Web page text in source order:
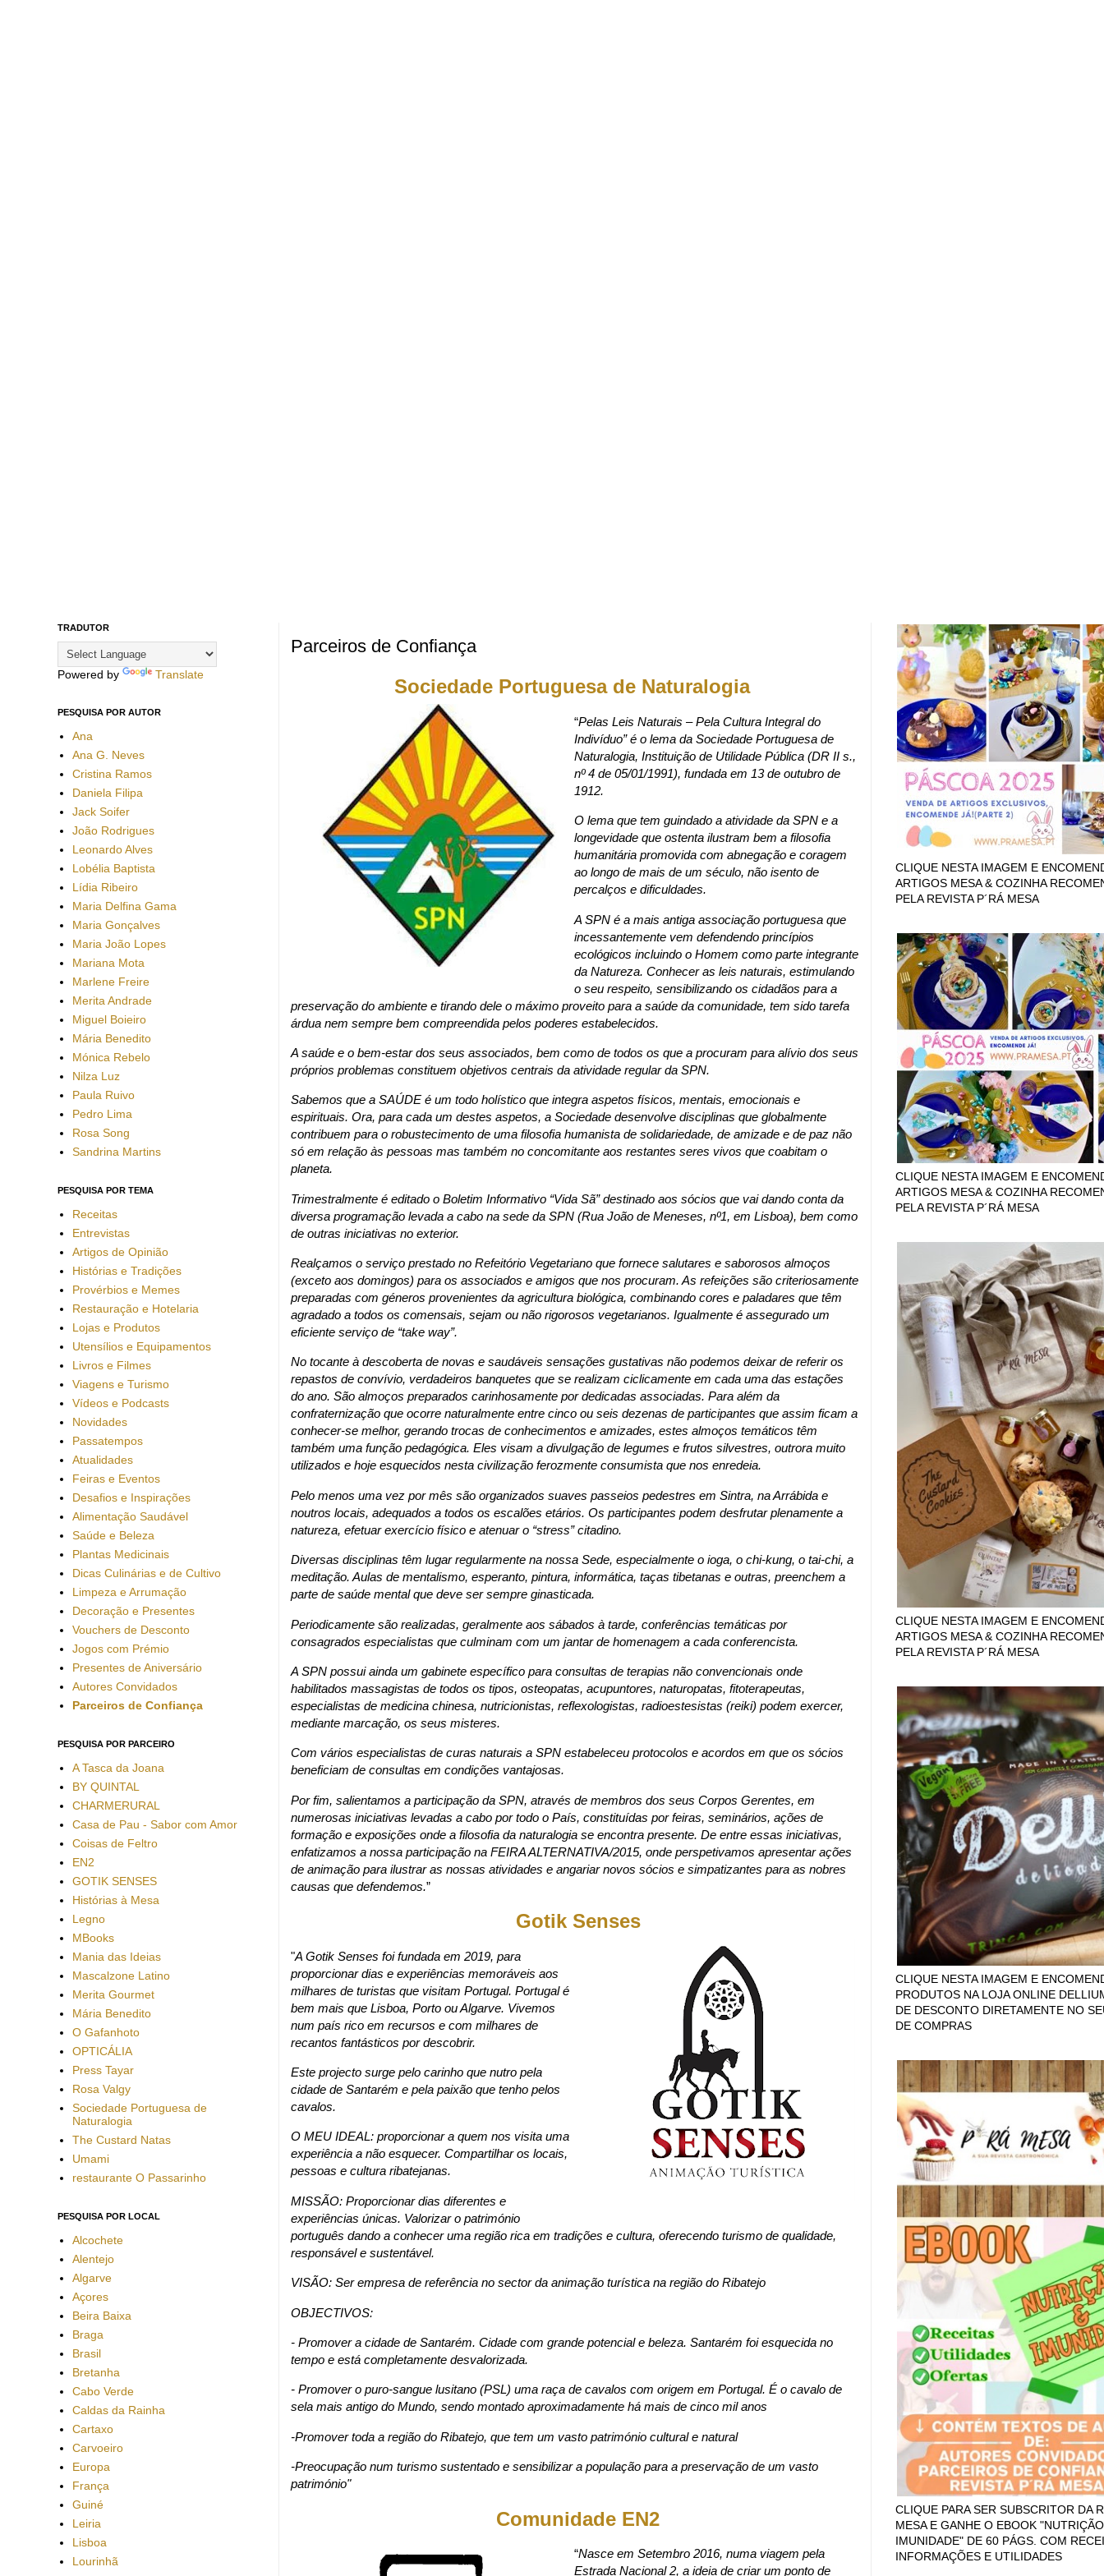
Parceiros de Confiança
Sociedade Portuguesa de Naturalogia
“Pelas Leis Naturais – Pela Cultura Integral do
Indivíduo” é o lema da Sociedade Portuguesa de
Naturalogia, Instituição de Utilidade Pública (DR II s.,
nº 4 de 05/01/1991), fundada em 13 de outubro de
1912.
O lema que tem guindado a atividade da SPN e a
longevidade que ostenta ilustram bem a filosofia
humanitária promovida com abnegação e coragem
ao longo de mais de um século, não isento de
percalços e dificuldades.
A SPN é a mais antiga associação portuguesa que
incessantemente vem defendendo princípios
ecológicos incluindo o Homem como parte integrante
da Natureza. Conhecer as leis naturais, estimulando
o seu respeito, sensibilizando os cidadãos para a
preservação do ambiente e tirando dele o máximo proveito para a saúde da comunidade, tem sido tarefa
árdua nem sempre bem compreendida pelos poderes estabelecidos.
A saúde e o bem-estar dos seus associados, bem como de todos os que a procuram para alívio dos seus
próprios problemas constituem objetivos centrais da atividade regular da SPN.
Sabemos que a SAÚDE é um todo holístico que integra aspetos físicos, mentais, emocionais e
espirituais. Ora, para cada um destes aspetos, a Sociedade desenvolve disciplinas que globalmente
contribuem para o robustecimento de uma filosofia humanista de solidariedade, de amizade e de paz não
só em relação às pessoas mas também no concomitante aos restantes seres vivos que coabitam o
planeta.
Trimestralmente é editado o Boletim Informativo “Vida Sã” destinado aos sócios que vai dando conta da
diversa programação levada a cabo na sede da SPN (Rua João de Meneses, nº1, em Lisboa), bem como
de outras iniciativas no exterior.
Realçamos o serviço prestado no Refeitório Vegetariano que fornece salutares e saborosos almoços
(exceto aos domingos) para os associados e amigos que nos procuram. As refeições são criteriosamente
preparadas com géneros provenientes da agricultura biológica, combinando cores e paladares que têm
agradado a todos os comensais, sejam ou não rigorosos vegetarianos. Igualmente é assegurado um
eficiente serviço de “take way”.
No tocante à descoberta de novas e saudáveis sensações gustativas não podemos deixar de referir os
repastos de convívio, verdadeiros banquetes que se realizam ciclicamente em cada uma das estações
do ano. São almoços preparados carinhosamente por dedicadas associadas. Para além da
confraternização que ocorre naturalmente entre cinco ou seis dezenas de participantes que assim ficam a
conhecer-se melhor, gerando trocas de conhecimentos e amizades, estes almoços temáticos têm
também uma função pedagógica. Eles visam a divulgação de legumes e frutos silvestres, outrora muito
utilizados e hoje esquecidos nesta civilização ferozmente consumista que nos enredeia.
Pelo menos uma vez por mês são organizados suaves passeios pedestres em Sintra, na Arrábida e
noutros locais, adequados a todos os escalões etários. Os participantes podem desfrutar plenamente a
natureza, efetuar exercício físico e atenuar o “stress” citadino.
Diversas disciplinas têm lugar regularmente na nossa Sede, especialmente o ioga, o chi-kung, o tai-chi, a
meditação. Aulas de mentalismo, esperanto, pintura, informática, taças tibetanas e outras, preenchem a
parte de saúde mental que deve ser sempre ginasticada.
Periodicamente são realizadas, geralmente aos sábados à tarde, conferências temáticas por
consagrados especialistas que culminam com um jantar de homenagem a cada conferencista.
A SPN possui ainda um gabinete específico para consultas de terapias não convencionais onde
habilitados massagistas de todos os tipos, osteopatas, acupuntores, naturopatas, fitoterapeutas,
especialistas de medicina chinesa, nutricionistas, reflexologistas, radioestesistas (reiki) podem exercer,
mediante marcação, os seus misteres.
Com vários especialistas de curas naturais a SPN estabeleceu protocolos e acordos em que os sócios
beneficiam de consultas em condições vantajosas.
Por fim, salientamos a participação da SPN, através de membros dos seus Corpos Gerentes, em
numerosas iniciativas levadas a cabo por todo o País, constituídas por feiras, seminários, ações de
formação e exposições onde a filosofia da naturalogia se encontra presente. De entre essas iniciativas,
enfatizamos a nossa participação na FEIRA ALTERNATIVA/2015, onde perspetivamos apresentar ações
de animação para ilustrar as nossas atividades e angariar novos sócios e simpatizantes para as nobres
causas que defendemos.”
Gotik Senses
"A Gotik Senses foi fundada em 2019, para
proporcionar dias e experiências memoráveis aos
milhares de turistas que visitam Portugal. Portugal é
bem mais que Lisboa, Porto ou Algarve. Vivemos
num país rico em recursos e com milhares de
recantos fantásticos por descobrir.
Este projecto surge pelo carinho que nutro pela
cidade de Santarém e pela paixão que tenho pelos
cavalos.
O MEU IDEAL: proporcionar a quem nos visita uma
experiência a não esquecer. Compartilhar os locais,
pessoas e cultura ribatejanas.
MISSÃO: Proporcionar dias diferentes e
experiências únicas. Valorizar o património
português dando a conhecer uma região rica em tradições e cultura, oferecendo turismo de qualidade,
responsável e sustentável.
VISÃO: Ser empresa de referência no sector da animação turística na região do Ribatejo
OBJECTIVOS:
- Promover a cidade de Santarém. Cidade com grande potencial e beleza. Santarém foi esquecida no
tempo e está completamente desvalorizada.
- Promover o puro-sangue lusitano (PSL) uma raça de cavalos com origem em Portugal. É o cavalo de
sela mais antigo do Mundo, sendo montado aproximadamente há mais de cinco mil anos
-Promover toda a região do Ribatejo, que tem um vasto património cultural e natural
-Preocupação num turismo sustentado e sensibilizar a população para a preservação de um vasto
património"
Comunidade EN2
“Nasce em Setembro 2016, numa viagem pela
Estrada Nacional 2, a ideia de criar um ponto de
TRADUTOR
Powered by Translate
PESQUISA POR AUTOR
Ana
Ana G. Neves
Cristina Ramos
Daniela Filipa
Jack Soifer
João Rodrigues
Leonardo Alves
Lobélia Baptista
Lídia Ribeiro
Maria Delfina Gama
Maria Gonçalves
Maria João Lopes
Mariana Mota
Marlene Freire
Merita Andrade
Miguel Boieiro
Mária Benedito
Mónica Rebelo
Nilza Luz
Paula Ruivo
Pedro Lima
Rosa Song
Sandrina Martins
PESQUISA POR TEMA
Receitas
Entrevistas
Artigos de Opinião
Histórias e Tradições
Provérbios e Memes
Restauração e Hotelaria
Lojas e Produtos
Utensílios e Equipamentos
Livros e Filmes
Viagens e Turismo
Vídeos e Podcasts
Novidades
Passatempos
Atualidades
Feiras e Eventos
Desafios e Inspirações
Alimentação Saudável
Saúde e Beleza
Plantas Medicinais
Dicas Culinárias e de Cultivo
Limpeza e Arrumação
Decoração e Presentes
Vouchers de Desconto
Jogos com Prémio
Presentes de Aniversário
Autores Convidados
Parceiros de Confiança
PESQUISA POR PARCEIRO
A Tasca da Joana
BY QUINTAL
CHARMERURAL
Casa de Pau - Sabor com Amor
Coisas de Feltro
EN2
GOTIK SENSES
Histórias à Mesa
Legno
MBooks
Mania das Ideias
Mascalzone Latino
Merita Gourmet
Mária Benedito
O Gafanhoto
OPTICÁLIA
Press Tayar
Rosa Valgy
Sociedade Portuguesa de
Naturalogia
The Custard Natas
Umami
restaurante O Passarinho
PESQUISA POR LOCAL
Alcochete
Alentejo
Algarve
Açores
Beira Baixa
Braga
Brasil
Bretanha
Cabo Verde
Caldas da Rainha
Cartaxo
Carvoeiro
Europa
França
Guiné
Leiria
Lisboa
Lourinhã
CLIQUE NESTA IMAGEM E
ARTIGOS MESA & COZINHA
PELA REVISTA P´RÁ MESA
CLIQUE NESTA IMAGEM E
ARTIGOS MESA & COZINHA
PELA REVISTA P´RÁ MESA
CLIQUE NESTA IMAGEM E
ARTIGOS MESA & COZINHA
PELA REVISTA P´RÁ MESA
CLIQUE NESTA IMAGEM E
PRODUTOS NA LOJA ONLINE
DE DESCONTO DIRETAMENTE NO
DE COMPRAS
CLIQUE PARA SER SUBSCRITOR DA
MESA E GANHE O EBOOK
IMUNIDADE" DE 60 PÁGS. COM
INFORMAÇÕES E UTILIDADES